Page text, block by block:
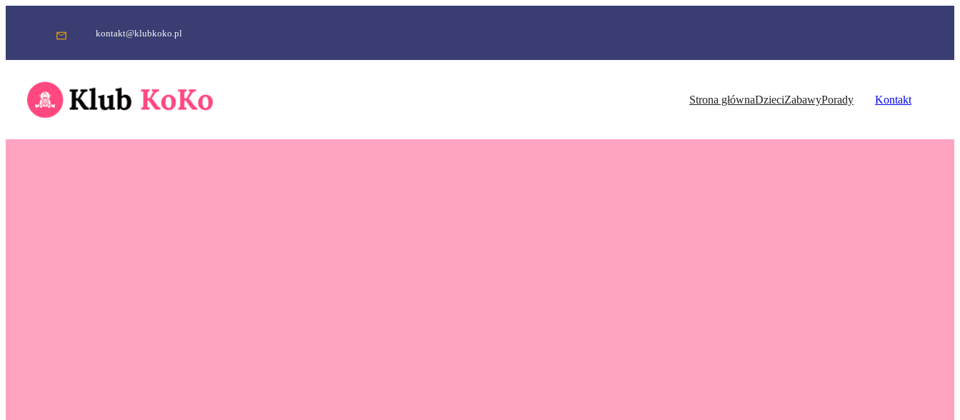
kontakt@klubkoko.pl
Strona głównaDzieciZabawyPorady Kontakt